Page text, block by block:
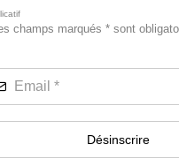
champs marqués * sont